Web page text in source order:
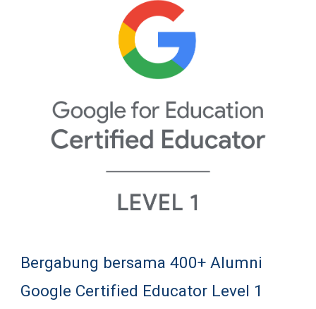
Bergabung bersama 400+ Alumni
Google Certified Educator Level 1